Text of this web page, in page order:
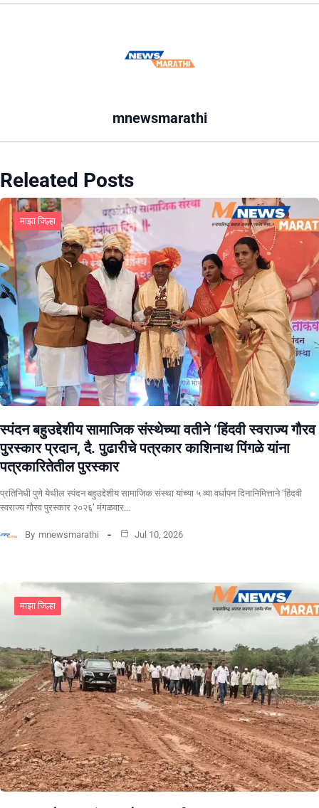
mnewsmarathi
Releated Posts
माझा जिल्हा
स्पंदन बहुउद्देशीय सामाजिक संस्थेच्या वतीने ‘हिंदवी स्वराज्य गौरव
पुरस्कार प्रदान, दै. पुढारीचे पत्रकार काशिनाथ पिंगळे यांना
पत्रकारितेतील पुरस्कार
प्रतिनिधी पुणे येथील स्पंदन बहुउद्देशीय सामाजिक संस्था यांच्या ५ व्या वर्धापन दिनानिमित्ताने ‘हिंदवी
स्वराज्य गौरव पुरस्कार २०२६’ मंगळवार…
By mnewsmarathi Jul 10, 2026
माझा जिल्हा